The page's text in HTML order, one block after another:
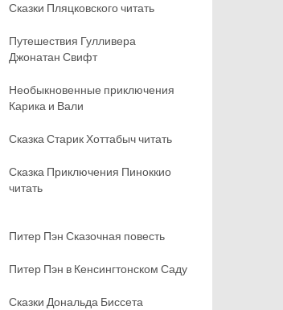
Сказки Пляцковского читать
Путешествия Гулливера
Джонатан Свифт
Необыкновенные приключения
Карика и Вали
Сказка Старик Хоттабыч читать
Сказка Приключения Пиноккио
читать
Питер Пэн Сказочная повесть
Питер Пэн в Кенсингтонском Саду
Сказки Дональда Биссета